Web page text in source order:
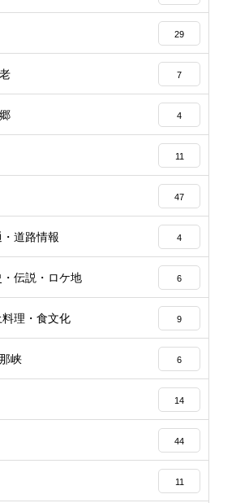
29
7
4
11
47
道路情報 4
伝説・ロケ地 6
理・食文化 9
峡 6
14
44
11